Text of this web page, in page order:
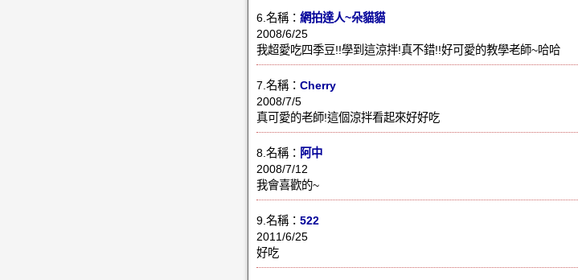
6.名稱： 網拍達人~朵貓貓
2008/6/25
我超愛吃四季豆!!學到這涼拌!真不錯!!好可愛的教學老師~哈哈
7.名稱： Cherry
2008/7/5
真可愛的老師!這個涼拌看起來好好吃
8.名稱： 阿中
2008/7/12
我會喜歡的~
9.名稱： 522
2011/6/25
好吃